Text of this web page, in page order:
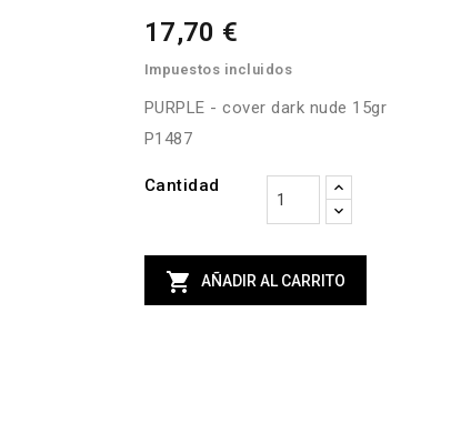
17,70 €
Impuestos incluidos
PURPLE - cover dark nude 15gr
P1487
Cantidad
 AÑADIR AL CARRITO